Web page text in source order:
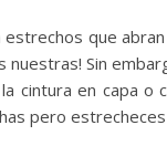
que
Sin
en capa o
pero